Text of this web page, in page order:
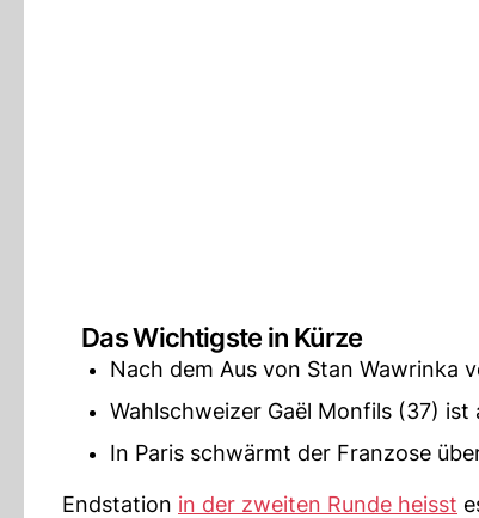
Das Wichtigste in Kürze
Nach dem Aus von Stan Wawrinka
Wahlschweizer Gaël Monfils (37)
In Paris schwärmt der Franzose
Endstation in der zweiten Runde heisst